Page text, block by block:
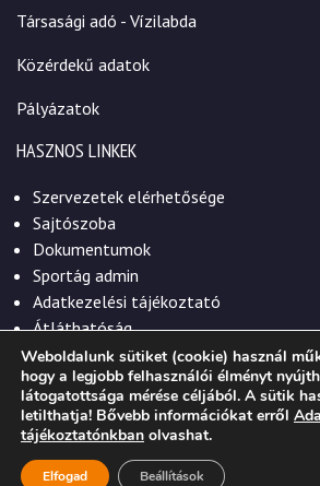
Társasági adó - Vízilabda
Közérdekű adatok
Pályázatok
HASZNOS LINKEK
Szervezetek elérhetősége
Sajtószoba
Dokumentumok
Sportág admin
Adatkezelési tájékoztató
Átláthatóság
© 2026. Szekszárdi Sportközpont
Weboldalunk sütiket (cookie) használ
hogy a legjobb felhasználói élményt
látogatottsága mérése céljából. A sütik
letilthatja! Bővebb információkat erről
tájékoztatónkban olvashat.
Elfogad Beállítások